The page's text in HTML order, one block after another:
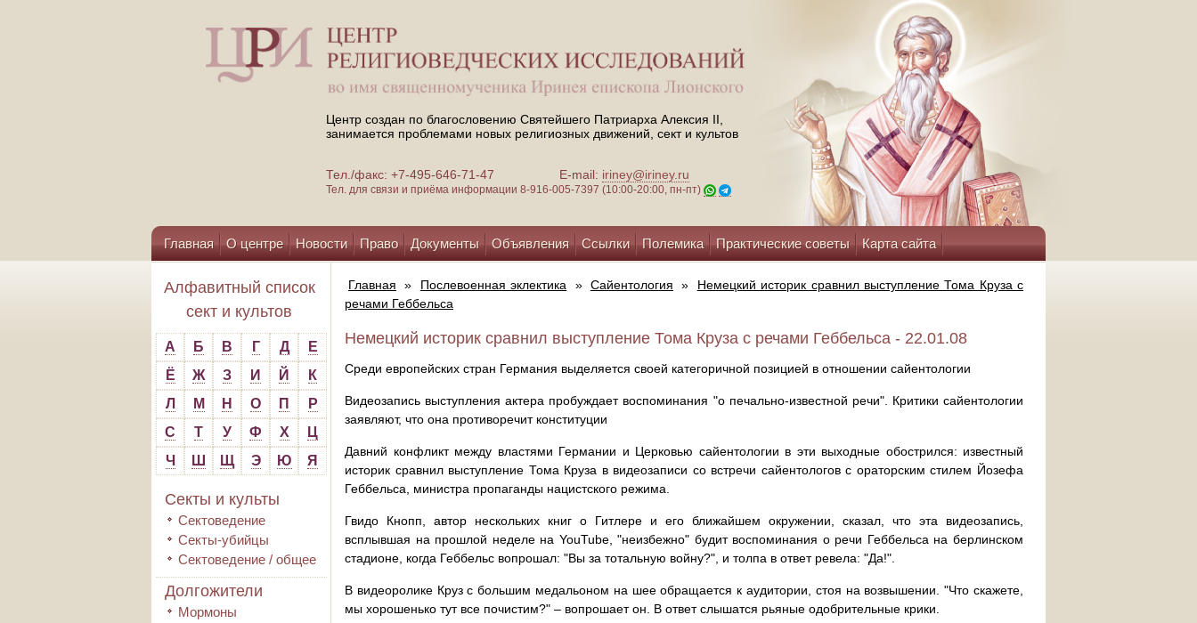
Центр создан по благословению Святейшего Патриарха Алексия II,
занимается проблемами новых религиозных движений, сект и культов
Тел./факс: +7-495-646-71-47 E-mail: iriney@iriney.ru
Тел. для связи и приёма информации 8-916-005-7397 (10:00-20:00, пн-пт)
Главная О центре Новости Право Документы Объявления Ссылки Полемика Практические советы Карта сайта
Помощь центру
Алфавитный список
сект и культов
А Б В Г Д
Е
Ё
Ж З И Й
К
Л
М Н О П
Р
С
Т У Ф Х
Ц
Ч
Ш Щ Э Ю Я
Секты и культы
Сектоведение
Секты-убийцы
Сектоведение / общее
Долгожители
Мормоны
Главная » Послевоенная эклектика » Сайентология »
Немецкий историк сравнил выступление Тома Круза с
речами Геббельса
Немецкий историк сравнил выступление Тома Круза с речами Геббельса - 22.01.08
Среди европейских стран Германия выделяется своей категоричной позицией в отношении сайентологии
Видеозапись выступления актера пробуждает воспоминания "о печально-известной речи". Критики сайентологии
заявляют, что она противоречит конституции
Давний конфликт между властями Германии и Церковью сайентологии в эти выходные обострился: известный
историк сравнил выступление Тома Круза в видеозаписи со встречи сайентологов с ораторским стилем Йозефа
Геббельса, министра пропаганды нацистского режима.
Гвидо Кнопп, автор нескольких книг о Гитлере и его ближайшем окружении, сказал, что эта видеозапись,
всплывшая на прошлой неделе на YouTube, "неизбежно" будит воспоминания о речи Геббельса на берлинском
стадионе, когда Геббельс вопрошал: "Вы за тотальную войну?", и толпа в ответ ревела: "Да!".
В видеоролике Круз с большим медальоном на шее обращается к аудитории, стоя на возвышении. "Что скажете,
мы хорошенько тут все почистим?" – вопрошает он. В ответ слышатся рьяные одобрительные крики.